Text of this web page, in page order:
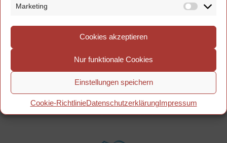
Marketing
Cookies akzeptieren
Nur funktionale Cookies
Einstellungen speichern
Cookie-RichtlinieDatenschutzerklärungImpressum